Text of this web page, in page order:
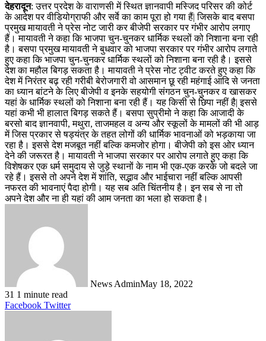
देहरादून: उत्तर प्रदेश के वाराणसी में स्थित ज्ञानवापी मस्जिद परिसर की कोर्ट
के आदेश पर वीडियोग्राफी और सर्वे का काम पूरा हो गया हैं| जिसके बाद बसपा
प्रमुख मायावती ने प्रेस नोट जारी कर बीजेपी सरकार पर गंभीर आरोप लगाए
हैं। मायावती ने कहा क‍ि भाजपा चुन-चुनकर धार्मिक स्‍थलों को न‍िशाना बना रही
है। बसपा प्रमुख मायावती ने बुधवार को भाजपा सरकार पर गंभीर आरोप लगाते
हुए कहा क‍ि भाजपा चुन-चुनकर धार्मिक स्‍थलों को न‍िशाना बना रही है। इससे
देश का महौल बिगड़ सकता है। मायावती ने प्रेस नोट ट्वीट करते हुए कहा क‍ि
देश में निरंतर बढ़ रही गरीबी बेरोजगारी वो आसमान छू रही महंगाई आदि से जनता
का ध्यान बांटने के लिए बीजेपी व इनके सहयोगी संगठन चुन-चुनकर व खासकर
यहां के धार्मिक स्थलों को निशाना बना रही हैं। यह किसी से छिपा नहीं है| इससे
यहां कभी भी हालात बिगड़ सकते हैं। बसपा सुप्रीमो ने कहा क‍ि आजादी के
बरसो बाद ज्ञानवापी, मथुरा, ताजमहल व अन्य और स्कूलों के मामलों की भी आड़
में जिस प्रकार से षड्यंत्र के तहत लोगों की धार्मिक भावनाओं को भड़काया जा
रहा है। इससे देश मजबूत नहीं बल्कि कमजोर होगा। बीजेपी को इस ओर ध्यान
देने की जरूरत है। मायावती ने भाजपा सरकार पर आरोप लगाते हुए कहा क‍ि
विशेषकर एक धर्म समुदाय से जुड़े स्थानों के नाम भी एक-एक करके जो बदले जा
रहे हैं। इससे तो अपने देश में शांति, सद्भाव और भाईचारा नहीं बल्कि आपसी
नफरत की भावनाएं पैदा होगी। यह सब अति चिंतनीय है। इन सब से ना तो
अपने देश और ना ही यहां की आम जनता का भला हो सकता है।
News AdminMay 18, 2022
31 1 minute read
Facebook TwitterLinkedIn
Tumblr
Pinterest
Reddit
VKontakte
Share
Print